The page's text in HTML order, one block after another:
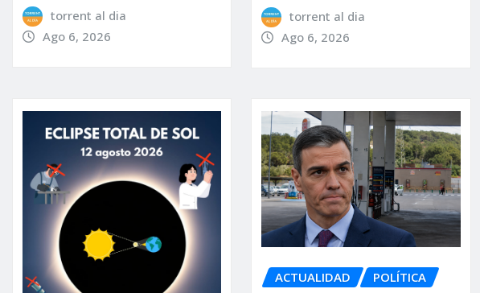
torrent al dia
Ago 6, 2026
torrent al dia
Ago 6, 2026
ACTUALIDAD POLÍTICA